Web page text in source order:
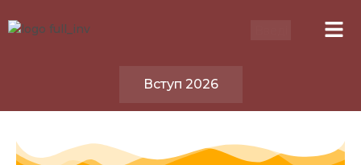
Вступ 2026